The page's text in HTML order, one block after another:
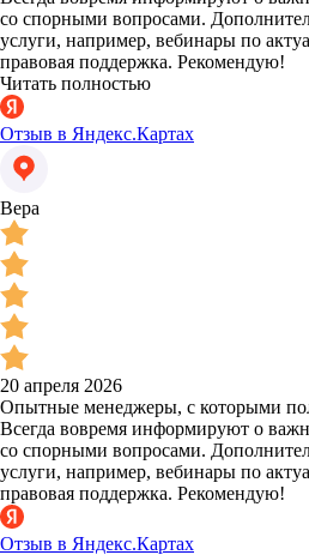
со спорными вопросами.
услуги, например, вебинары по
правовая поддержка. Рекомендую!
Читать полностью
Отзыв в Яндекс.Картах
Вера
20 апреля 2026
Опытные менеджеры, с которыми
Всегда вовремя информируют о
со спорными вопросами.
услуги, например, вебинары по
правовая поддержка. Рекомендую!
Отзыв в Яндекс.Картах